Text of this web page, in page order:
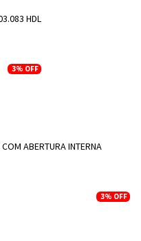
HDL
3% OFF
ABERTURA INTERNA
3% OFF